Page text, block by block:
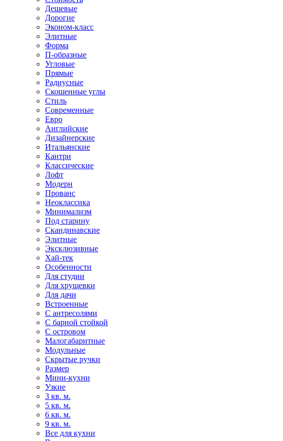
Дешевые
Дорогие
Эконом-класс
Элитные
Форма
П-образные
Угловые
Прямые
Радиусные
Скошенные углы
Стиль
Современные
Евро
Английские
Дизайнерские
Итальянские
Кантри
Классические
Лофт
Модерн
Прованс
Неоклассика
Минимализм
Под старину
Скандинавские
Элитные
Эксклюзивные
Хай-тек
Особенности
Для студии
Для хрущевки
Для дачи
Встроенные
С антресолями
С барной стойкой
С островом
Малогабаритные
Модульные
Скрытые ручки
Размер
Мини-кухни
Узкие
3 кв. м.
5 кв. м.
6 кв. м.
9 кв. м.
Все для кухни